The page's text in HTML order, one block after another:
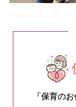
「保育の